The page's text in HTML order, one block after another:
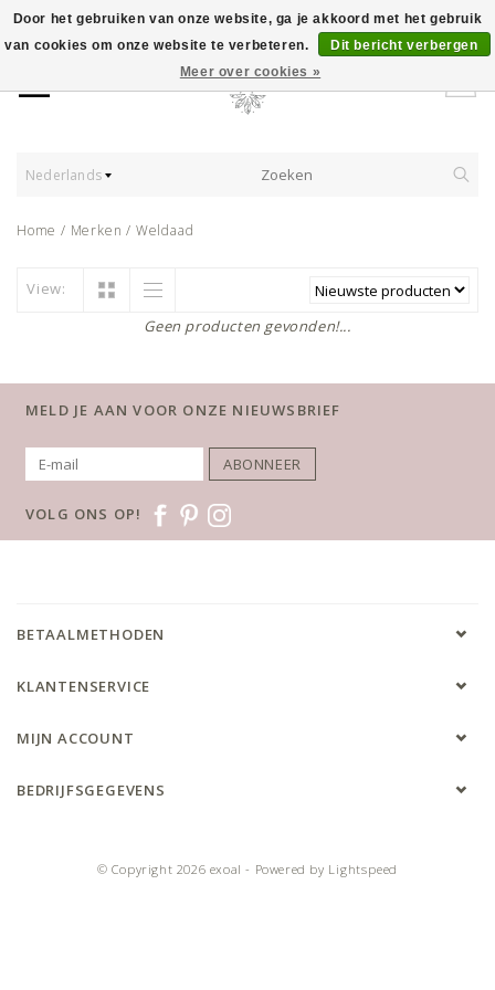
Nederlands
Home / Merken / Weldaad
View:
Geen producten gevonden!...
Door het gebruiken van onze website, ga je akkoord met het gebruik
van cookies om onze website te verbeteren.
Dit bericht verbergen
Meer over cookies »
MELD JE AAN VOOR ONZE NIEUWSBRIEF
ABONNEER
VOLG ONS OP!
BETAALMETHODEN
KLANTENSERVICE
MIJN ACCOUNT
BEDRIJFSGEGEVENS
© Copyright 2026 exoal - Powered by Lightspeed